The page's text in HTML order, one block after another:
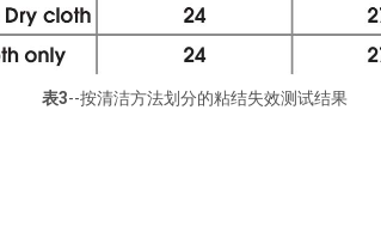
表3--按清洁方法划分的粘结失效测试结果